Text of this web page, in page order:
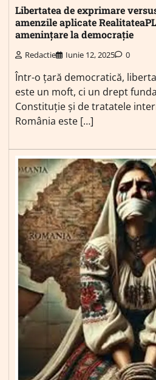
Libertatea de exprimare
amenzile aplicate
amenințare la democrație
Redactie Iunie 12, 2025 0
Într-o țară democratică,
este un moft, ci un drept
Constituție și de tratatele
România este […]